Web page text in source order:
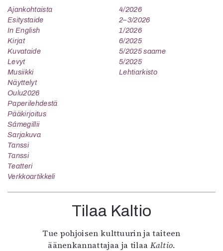
Ajankohtaista
Esitystaide
In English
Kirjat
Kuvataide
Levyt
Musiikki
Näyttelyt
Oulu2026
Paperilehdestä
Pääkirjoitus
Sámegillii
Sarjakuva
Tanssi
Tanssi
Teatteri
Verkkoartikkeli
4/2026
2–3/2026
1/2026
6/2025
5/2025 saame
5/2025
Lehtiarkisto
Tilaa Kaltio
Tue pohjoisen kulttuurin ja taiteen
äänenkannattajaa ja tilaa Kaltio.